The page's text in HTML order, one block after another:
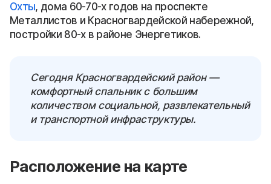
Охты, дома 60-70-х годов на проспекте
Металлистов и Красногвардейской набережной,
постройки 80-х в районе Энергетиков.
Сегодня Красногвардейский район —
комфортный спальник с большим
количеством социальной, развлекательный
и транспортной инфраструктуры.
Расположение на карте